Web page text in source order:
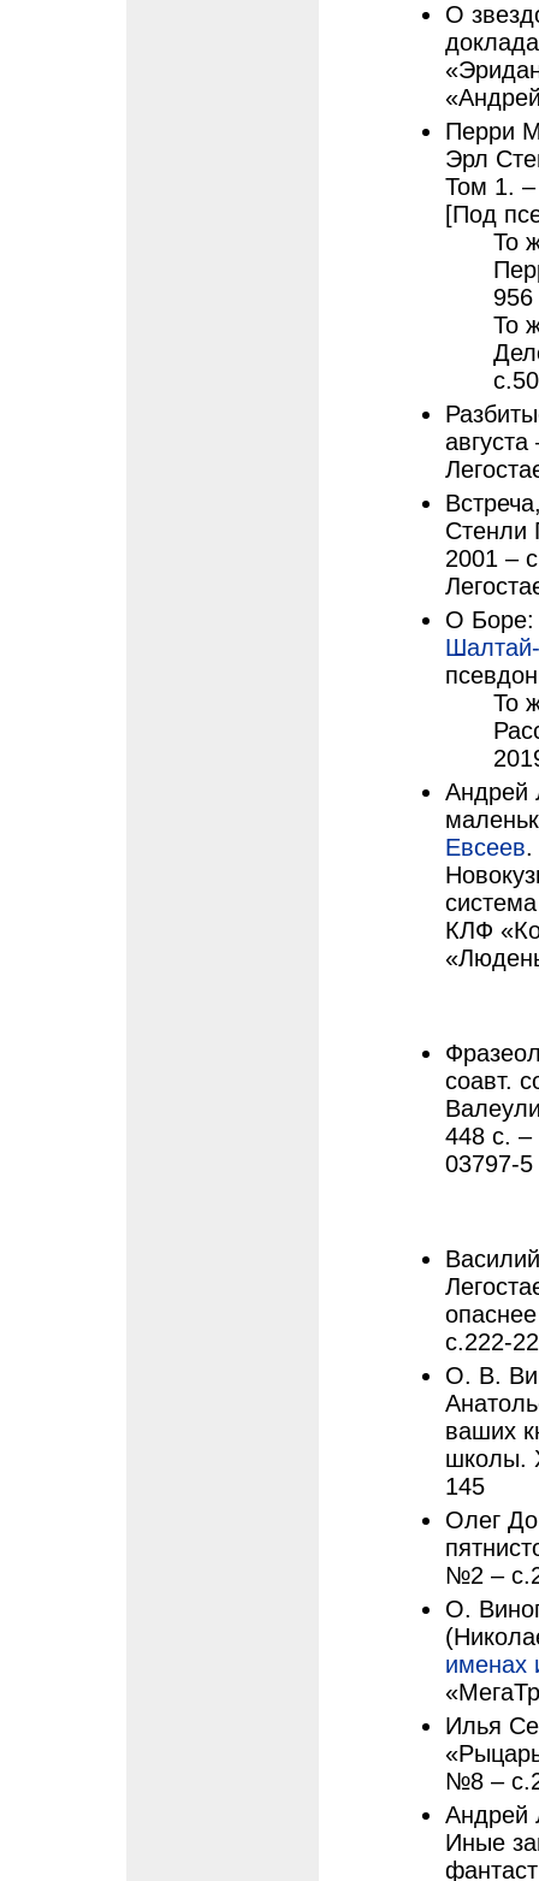
О
Перри
Эрл
Том 1.
[Под
То
956
То
Стенли
2001 –
О Боре:
То
Андрей
Евсеев.
КЛФ
соавт.
448 с. –
03797-5
с.222-
О. В.
ваших
школы.
145
Олег
№2 –
О.
именах
Илья
№8 –
Андрей
Иные